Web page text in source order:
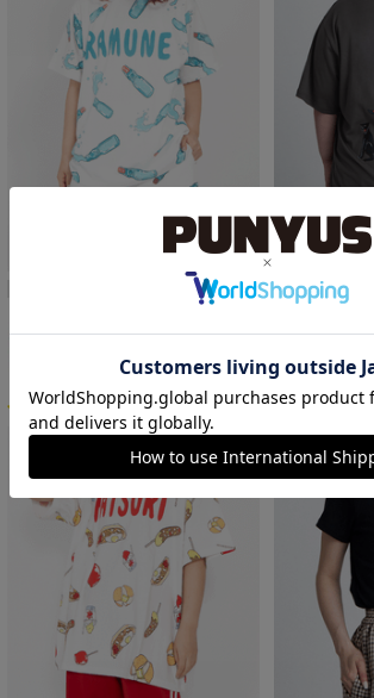
2
再入荷
SALE
¥5,500 ￥4,000
10